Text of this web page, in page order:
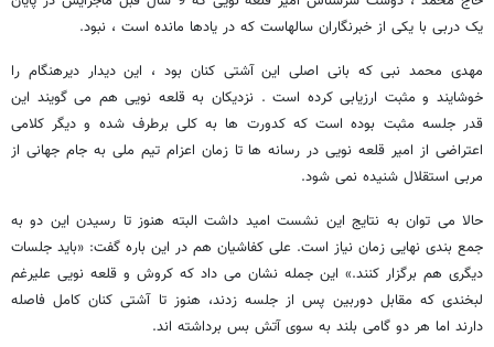
یک دربی با یکی از خبرنگاران سالهاست که در یادها مانده است ، نبود.
مهدی محمد نبی که بانی اصلی این آشتی کنان بود ، این دیدار دیرهنگام را
خوشایند و مثبت ارزیابی کرده است . نزدیکان به قلعه نویی هم می گویند این
قدر جلسه مثبت بوده است که کدورت ها به کلی برطرف شده و دیگر کلامی
اعتراضی از امیر قلعه نویی در رسانه ها تا زمان اعزام تیم ملی به جام جهانی از
مربی استقلال شنیده نمی شود.
حالا می توان به نتایج این نشست امید داشت البته هنوز تا رسیدن این دو به
جمع بندی نهایی زمان نیاز است. علی کفاشیان هم در این باره گفت: «باید جلسات
دیگری هم برگزار کنند.» این جمله نشان می داد که کروش و قلعه نویی علیرغم
لبخندی که مقابل دوربین پس از جلسه زدند، هنوز تا آشتی کنان کامل فاصله
دارند اما هر دو گامی بلند به سوی آتش بس برداشته اند.